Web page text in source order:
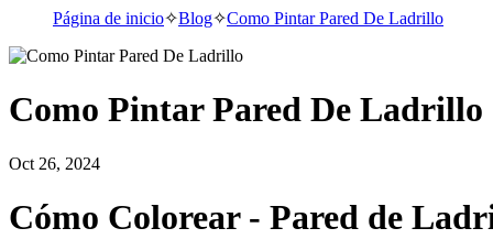
Página de inicio✧Blog✧Como Pintar Pared De Ladrillo
Como Pintar Pared De Ladrillo
Oct 26, 2024
Cómo Colorear - Pared de